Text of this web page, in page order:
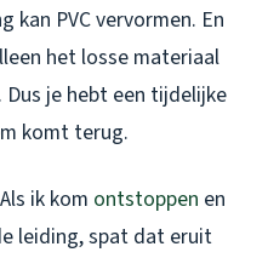
PVC vervormen. En
het losse materiaal
je hebt een tijdelijke
komt terug.
ik kom ontstoppen en
leiding, spat dat eruit